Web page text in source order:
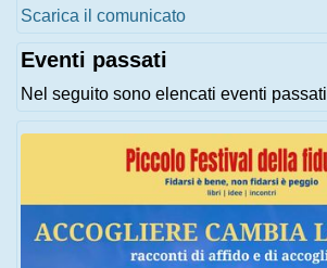
Scarica il comunicato
Eventi passati
Nel seguito sono elencati eventi passati